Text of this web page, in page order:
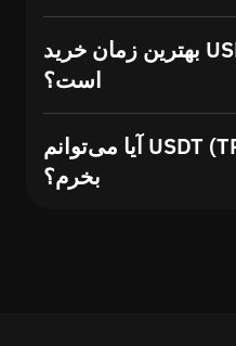
بهترین زمان خرید USDT (TRC20) کی
است؟
آیا می‌توانم USDT (TRC20) را ناشناس
بخرم؟